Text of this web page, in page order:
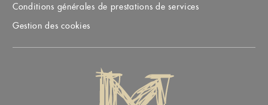
Conditions générales de prestations de services
Gestion des cookies